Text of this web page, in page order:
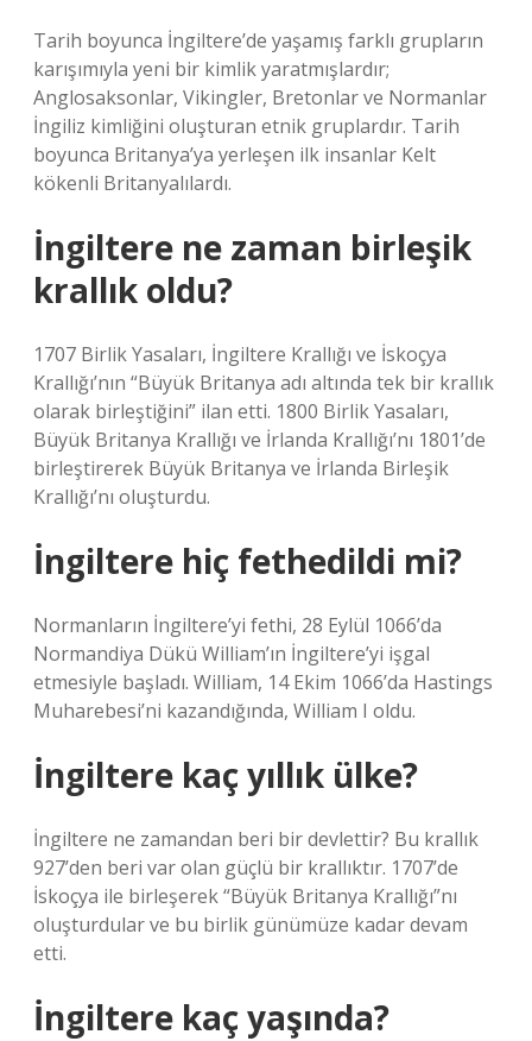
Tarih boyunca İngiltere’de yaşamış farklı grupların
karışımıyla yeni bir kimlik yaratmışlardır;
Anglosaksonlar, Vikingler, Bretonlar ve Normanlar
İngiliz kimliğini oluşturan etnik gruplardır. Tarih
boyunca Britanya’ya yerleşen ilk insanlar Kelt
kökenli Britanyalılardı.
İngiltere ne zaman birleşik
krallık oldu?
1707 Birlik Yasaları, İngiltere Krallığı ve İskoçya
Krallığı’nın “Büyük Britanya adı altında tek bir krallık
olarak birleştiğini” ilan etti. 1800 Birlik Yasaları,
Büyük Britanya Krallığı ve İrlanda Krallığı’nı 1801’de
birleştirerek Büyük Britanya ve İrlanda Birleşik
Krallığı’nı oluşturdu.
İngiltere hiç fethedildi mi?
Normanların İngiltere’yi fethi, 28 Eylül 1066’da
Normandiya Dükü William’ın İngiltere’yi işgal
etmesiyle başladı. William, 14 Ekim 1066’da Hastings
Muharebesi’ni kazandığında, William I oldu.
İngiltere kaç yıllık ülke?
İngiltere ne zamandan beri bir devlettir? Bu krallık
927’den beri var olan güçlü bir krallıktır. 1707’de
İskoçya ile birleşerek “Büyük Britanya Krallığı”nı
oluşturdular ve bu birlik günümüze kadar devam
etti.
İngiltere kaç yaşında?